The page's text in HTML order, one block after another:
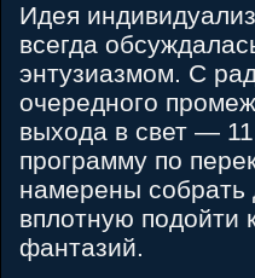
Идея
всегда
энтузиазмом. С
очередного
выхода в свет —
программу по
намерены
вплотную подойти
фантазий.